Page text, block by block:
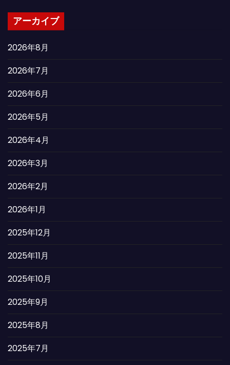
アーカイブ
2026年8月
2026年7月
2026年6月
2026年5月
2026年4月
2026年3月
2026年2月
2026年1月
2025年12月
2025年11月
2025年10月
2025年9月
2025年8月
2025年7月